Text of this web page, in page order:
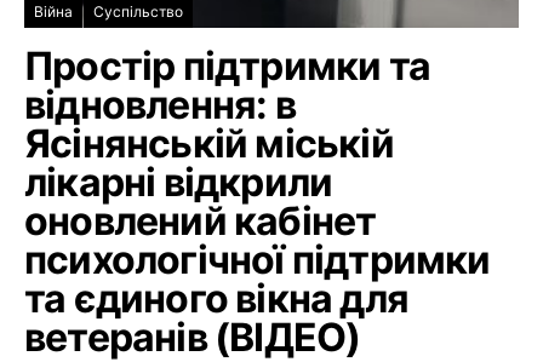
Війна Суспільство
Простір підтримки та
відновлення: в
Ясінянській міській
лікарні відкрили
оновлений кабінет
психологічної підтримки
та єдиного вікна для
ветеранів (ВІДЕО)